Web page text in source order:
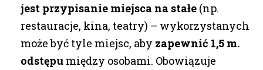
jest przypisanie miejsca na stałe (np.
restauracje, kina, teatry) – wykorzystanych
może być tyle miejsc, aby zapewnić 1,5 m.
odstępu między osobami. Obowiązuje